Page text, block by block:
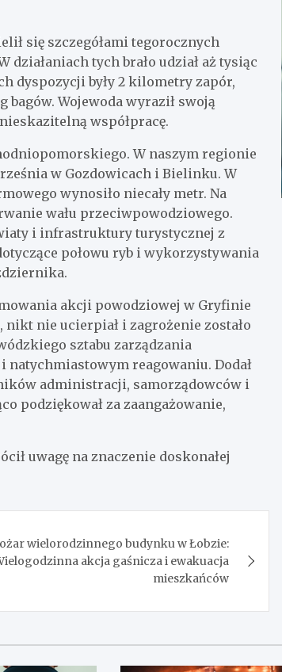
się szczegółami tegorocznych
tych brało udział aż tysiąc
dyspozycji były 2 kilometry zapór,
Wojewoda wyraził swoją
współpracę.
W naszym regionie
w Gozdowicach i Bielinku. W
wynosiło niecały metr. Na
wału przeciwpowodziowego.
i infrastruktury turystycznej z
połowu ryb i wykorzystywania
akcji powodziowej w Gryfinie
nie ucierpiał i zagrożenie zostało
sztabu zarządzania
reagowaniu. Dodał
administracji, samorządowców i
podziękował za zaangażowanie,
uwagę na znaczenie doskonałej
wielorodzinnego budynku w Łobzie:
akcja gaśnicza i ewakuacja
mieszkańców